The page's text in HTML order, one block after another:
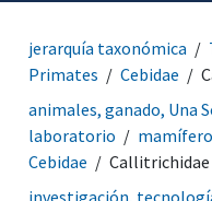
jerarquía taxonómica
Primates
Cebidae
animales, ganado, Una
laboratorio
Cebidae
Callitrichidae
investigación,